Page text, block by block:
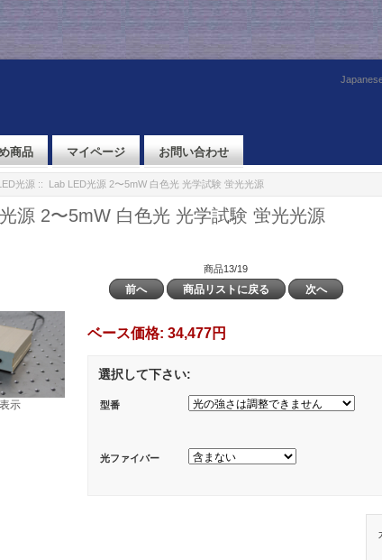
商品 マイページ お問い合わせ
光源 :: Lab LED光源 2〜5mW 白色光 光学試験 蛍光光源
源 2〜5mW 白色光 光学試験 蛍光光源
商品13/19
前へ 商品リストに戻る 次へ
示
ベース価格: 34,477円
選択して下さい:
型番
光ファイバー